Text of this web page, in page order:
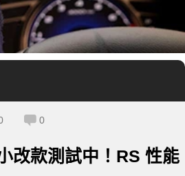
0
改款測試中！RS 性能